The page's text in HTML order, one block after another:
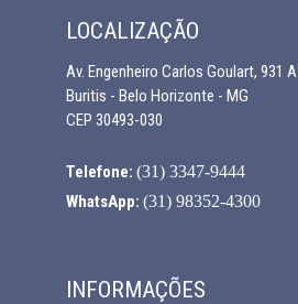
LOCALIZAÇÃO
Av. Engenheiro Carlos Goulart, 931 A
Buritis - Belo Horizonte - MG
CEP 30493-030
Telefone: (31) 3347-9444
WhatsApp: (31) 98352-4300
INFORMAÇÕES